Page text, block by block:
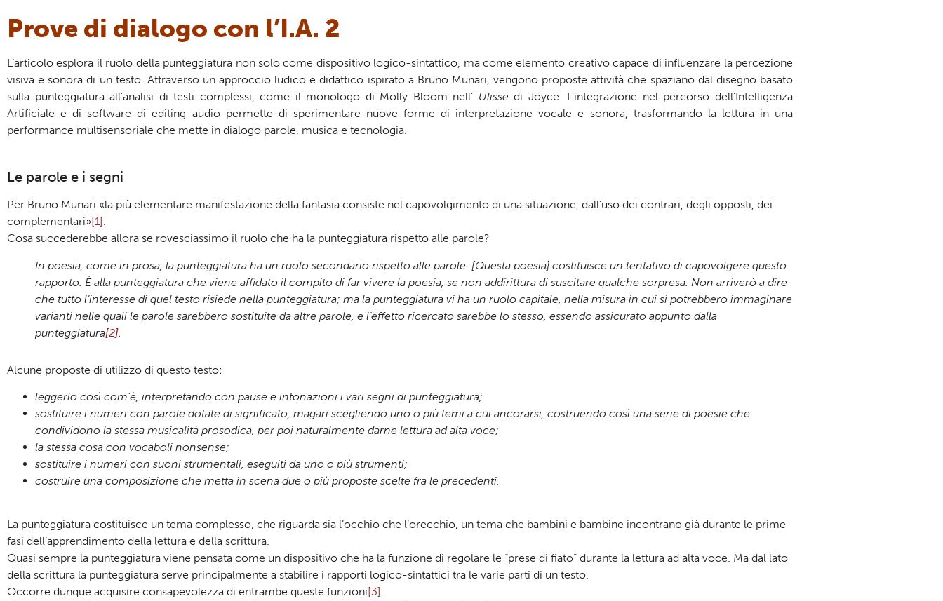
Prove di dialogo con l’I.A. 2
L’articolo esplora il ruolo della punteggiatura non solo come dispositivo logico-sintattico, ma come elemento creativo capace di influenzare la percezione
visiva e sonora di un testo. Attraverso un approccio ludico e didattico ispirato a Bruno Munari, vengono proposte attività che spaziano dal disegno basato
sulla punteggiatura all’analisi di testi complessi, come il monologo di Molly Bloom nell’ Ulisse di Joyce. L’integrazione nel percorso dell’Intelligenza
Artificiale e di software di editing audio permette di sperimentare nuove forme di interpretazione vocale e sonora, trasformando la lettura in una
performance multisensoriale che mette in dialogo parole, musica e tecnologia.
Le parole e i segni
Per Bruno Munari «la più elementare manifestazione della fantasia consiste nel capovolgimento di una situazione, dall’uso dei contrari, degli opposti, dei
complementari»[1] .
Cosa succederebbe allora se rovesciassimo il ruolo che ha la punteggiatura rispetto alle parole?
In poesia, come in prosa, la punteggiatura ha un ruolo secondario rispetto alle parole. [Questa poesia] costituisce un tentativo di capovolgere questo
rapporto. È alla punteggiatura che viene affidato il compito di far vivere la poesia, se non addirittura di suscitare qualche sorpresa. Non arriverò a dire
che tutto l’interesse di quel testo risiede nella punteggiatura; ma la punteggiatura vi ha un ruolo capitale, nella misura in cui si potrebbero immaginare
varianti nelle quali le parole sarebbero sostituite da altre parole, e l’effetto ricercato sarebbe lo stesso, essendo assicurato appunto dalla
punteggiatura[2]
Alcune proposte di utilizzo di questo testo:
leggerlo così com’è, interpretando con pause e intonazioni i vari segni di punteggiatura;
sostituire i numeri con parole dotate di significato, magari scegliendo uno o più temi a cui ancorarsi, costruendo così una serie di poesie che
condividono la stessa musicalità prosodica, per poi naturalmente darne lettura ad alta voce;
la stessa cosa con vocaboli nonsense;
sostituire i numeri con suoni strumentali, eseguiti da uno o più strumenti;
costruire una composizione che metta in scena due o più proposte scelte fra le precedenti.
La punteggiatura costituisce un tema complesso, che riguarda sia l’occhio che l’orecchio, un tema che bambini e bambine incontrano già durante le prime
fasi dell’apprendimento della lettura e della scrittura.
Quasi sempre la punteggiatura viene pensata come un dispositivo che ha la funzione di regolare le “prese di fiato” durante la lettura ad alta voce. Ma dal lato
della scrittura la punteggiatura serve principalmente a stabilire i rapporti logico-sintattici tra le varie parti di un testo.
Occorre dunque acquisire consapevolezza di entrambe queste funzioni[3] .